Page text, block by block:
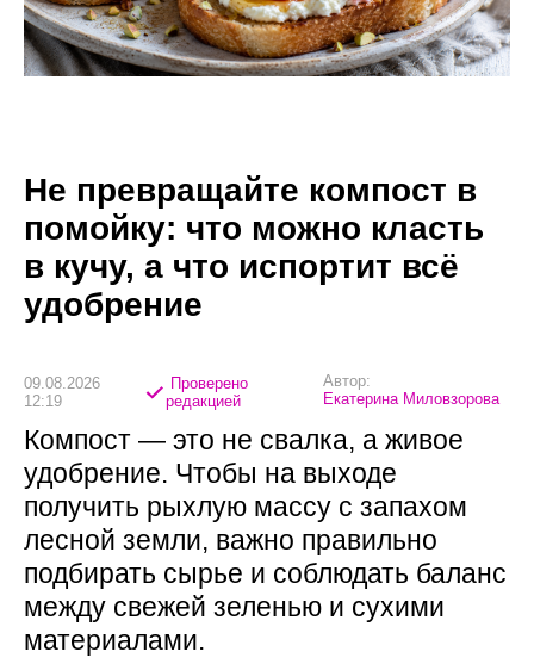
Не превращайте компост в
помойку: что можно класть
в кучу, а что испортит всё
удобрение
09.08.2026
12:19
Проверено
редакцией
Автор:
Екатерина Миловзорова
Компост — это не свалка, а живое
удобрение. Чтобы на выходе
получить рыхлую массу с запахом
лесной земли, важно правильно
подбирать сырье и соблюдать баланс
между свежей зеленью и сухими
материалами.